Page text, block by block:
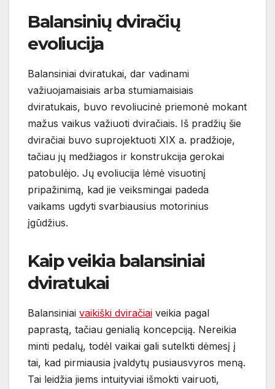
Balansinių dviračių
evoliucija
Balansiniai dviratukai, dar vadinami
važiuojamaisiais arba stumiamaisiais
dviratukais, buvo revoliucinė priemonė mokant
mažus vaikus važiuoti dviračiais. Iš pradžių šie
dviračiai buvo suprojektuoti XIX a. pradžioje,
tačiau jų medžiagos ir konstrukcija gerokai
patobulėjo. Jų evoliucija lėmė visuotinį
pripažinimą, kad jie veiksmingai padeda
vaikams ugdyti svarbiausius motorinius
įgūdžius.
Kaip veikia balansiniai
dviratukai
Balansiniai vaikiški dviračiai veikia pagal
paprastą, tačiau genialią koncepciją. Nereikia
minti pedalų, todėl vaikai gali sutelkti dėmesį į
tai, kad pirmiausia įvaldytų pusiausvyros meną.
Tai leidžia jiems intuityviai išmokti vairuoti,